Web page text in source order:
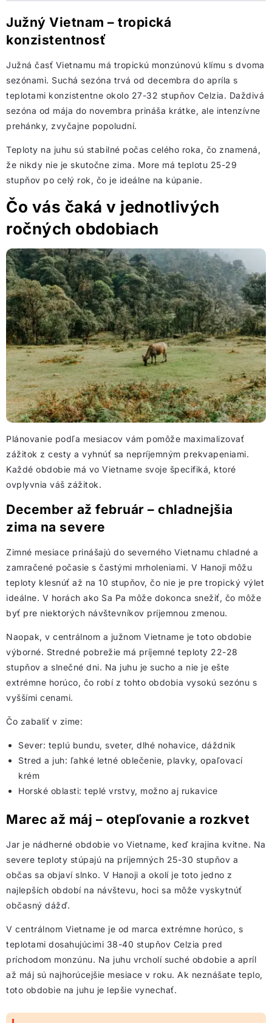
Južný Vietnam – tropická
konzistentnosť
Južná časť Vietnamu má tropickú monzúnovú klímu s dvoma
sezónami. Suchá sezóna trvá od decembra do apríla s
teplotami konzistentne okolo 27-32 stupňov Celzia. Daždivá
sezóna od mája do novembra prináša krátke, ale intenzívne
prehánky, zvyčajne popoludní.
Teploty na juhu sú stabilné počas celého roka, čo znamená,
že nikdy nie je skutočne zima. More má teplotu 25-29
stupňov po celý rok, čo je ideálne na kúpanie.
Čo vás čaká v jednotlivých
ročných obdobiach
Plánovanie podľa mesiacov vám pomôže maximalizovať
zážitok z cesty a vyhnúť sa nepríjemným prekvapeniami.
Každé obdobie má vo Vietname svoje špecifiká, ktoré
ovplyvnia váš zážitok.
December až február – chladnejšia
zima na severe
Zimné mesiace prinášajú do severného Vietnamu chladné a
zamračené počasie s častými mrholeniami. V Hanoji môžu
teploty klesnúť až na 10 stupňov, čo nie je pre tropický výlet
ideálne. V horách ako Sa Pa môže dokonca snežiť, čo môže
byť pre niektorých návštevníkov príjemnou zmenou.
Naopak, v centrálnom a južnom Vietname je toto obdobie
výborné. Stredné pobrežie má príjemné teploty 22-28
stupňov a slnečné dni. Na juhu je sucho a nie je ešte
extrémne horúco, čo robí z tohto obdobia vysokú sezónu s
vyššími cenami.
Čo zabaliť v zime:
Sever: teplú bundu, sveter, dlhé nohavice, dáždnik
Stred a juh: ľahké letné oblečenie, plavky, opaľovací
krém
Horské oblasti: teplé vrstvy, možno aj rukavice
Marec až máj – otepľovanie a rozkvet
Jar je nádherné obdobie vo Vietname, keď krajina kvitne. Na
severe teploty stúpajú na príjemných 25-30 stupňov a
občas sa objaví slnko. V Hanoji a okolí je toto jedno z
najlepších období na návštevu, hoci sa môže vyskytnúť
občasný dážď.
V centrálnom Vietname je od marca extrémne horúco, s
teplotami dosahujúcimi 38-40 stupňov Celzia pred
príchodom monzúnu. Na juhu vrcholí suché obdobie a apríl
až máj sú najhorúcejšie mesiace v roku. Ak neznášate teplo,
toto obdobie na juhu je lepšie vynechať.